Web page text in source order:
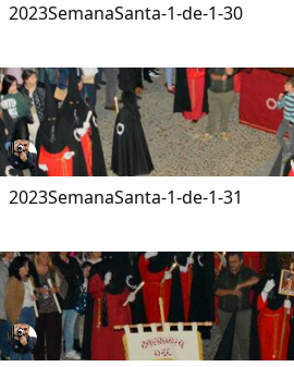
2023SemanaSanta-1-de-1-30
2023SemanaSanta-1-de-1-31